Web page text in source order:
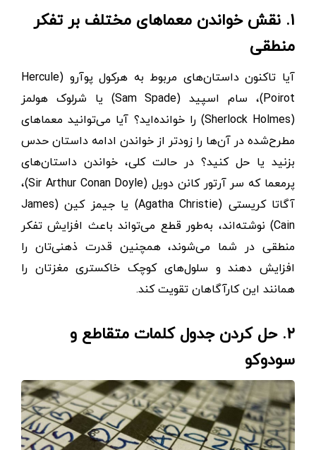
۱. نقش خواندن معماهای مختلف بر تفکر
منطقی
آیا تاکنون داستان‌های مربوط به هرکول پوآرو (Hercule
Poirot)، سام اسپید (Sam Spade) یا شرلوک هولمز
(Sherlock Holmes) را خوانده‌اید؟ آیا می‌توانید معماهای
مطرح‌شده در آن‌ها را زودتر از خواندن ادامه داستان حدس
بزنید یا حل کنید؟ در حالت کلی، خواندن داستان‌های
پرمعما که سر آرتور کانن دویل (Sir Arthur Conan Doyle)،
آگاتا کریستی (Agatha Christie) یا جیمز کین (James
Cain) نوشته‌اند، به‌طور قطع می‌تواند باعث افزایش تفکر
منطقی در شما می‌شوند، همچنین قدرت ذهنی‌تان را
افزایش دهند و سلو‌ل‌های کوچک خاکستری مغزتان را
همانند این کارآگاهان تقویت کند.
۲. حل ‌کردن جدول کلمات متقاطع و
سودوکو